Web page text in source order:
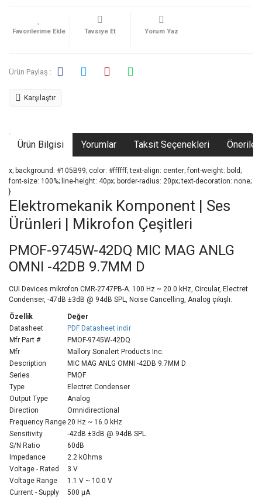
Tavsiye Et Yorum Yaz
Ürün Paylaş :
Karşılaştır
Ürün Bilgisi Yorumlar Taksit Seçenekleri
x; background: #105B99; color: #ffffff; text-align: center; font-weight: bold;
font-size: 100%; line-height: 40px; border-radius: 20px; text-decoration: none;
}
Elektromekanik Komponent | Ses
Ürünleri | Mikrofon Çeşitleri
PMOF-9745W-42DQ MIC MAG ANLG
OMNI -42DB 9.7MM D
CUI Devices mikrofon CMR-2747PB-A. 100 Hz ~ 20.0 kHz, Circular, Electret
Condenser, -47dB ±3dB @ 94dB SPL, Noise Cancelling, Analog çıkışlı.
Özellik
Değer
Datasheet
PDF Datasheet indir
Mfr Part #
PMOF-9745W-42DQ
Mfr
Mallory Sonalert Products Inc.
Description
MIC MAG ANLG OMNI -42DB 9.7MM D
Series
PMOF
Type
Electret Condenser
Output Type
Analog
Direction
Omnidirectional
Frequency Range20 Hz ~ 16.0 kHz
Sensitivity
-42dB ±3dB @ 94dB SPL
S/N Ratio
60dB
Impedance
2.2 kOhms
Voltage - Rated
3 V
Voltage Range
1.1 V ~ 10.0 V
Current - Supply
500 µA